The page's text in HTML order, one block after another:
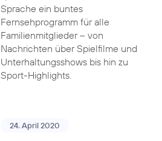
Sprache ein buntes
Fernsehprogramm für alle
Familienmitglieder – von
Nachrichten über Spielfilme und
Unterhaltungsshows bis hin zu
Sport-Highlights.
24. April 2020